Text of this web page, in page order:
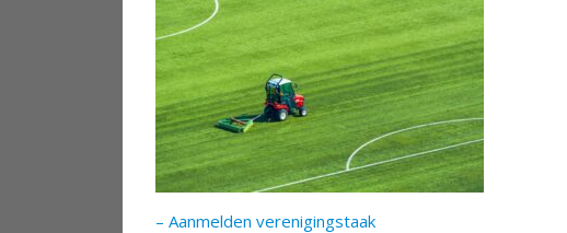
– Aanmelden verenigingstaak